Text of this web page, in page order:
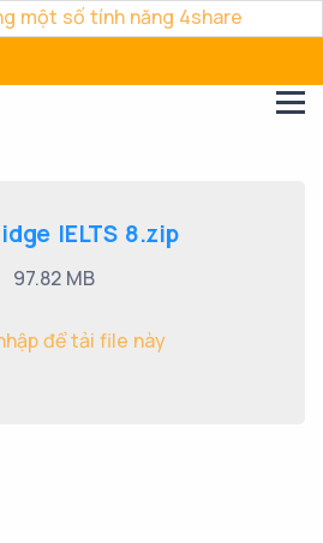
một số tính năng 4share
IELTS 8.zip
97.82 MB
để tải file này